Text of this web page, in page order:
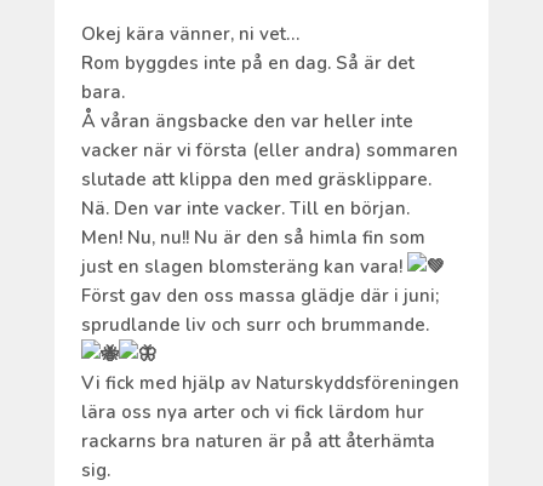
Okej kära vänner, ni vet…
Rom byggdes inte på en dag. Så är det
bara.
Å våran ängsbacke den var heller inte
vacker när vi första (eller andra) sommaren
slutade att klippa den med gräsklippare.
Nä. Den var inte vacker. Till en början.
Men! Nu, nu!! Nu är den så himla fin som
just en slagen blomsteräng kan vara!
Först gav den oss massa glädje där i juni;
sprudlande liv och surr och brummande.
Vi fick med hjälp av Naturskyddsföreningen
lära oss nya arter och vi fick lärdom hur
rackarns bra naturen är på att återhämta
sig.